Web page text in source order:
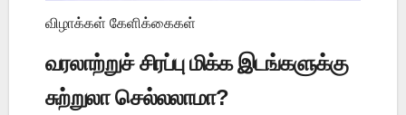
விழாக்கள் கேளிக்கைகள்
வரலாற்றுச் சிரப்பு மிக்க இடங்களுக்கு
சுற்றுலா செல்லலாமா?